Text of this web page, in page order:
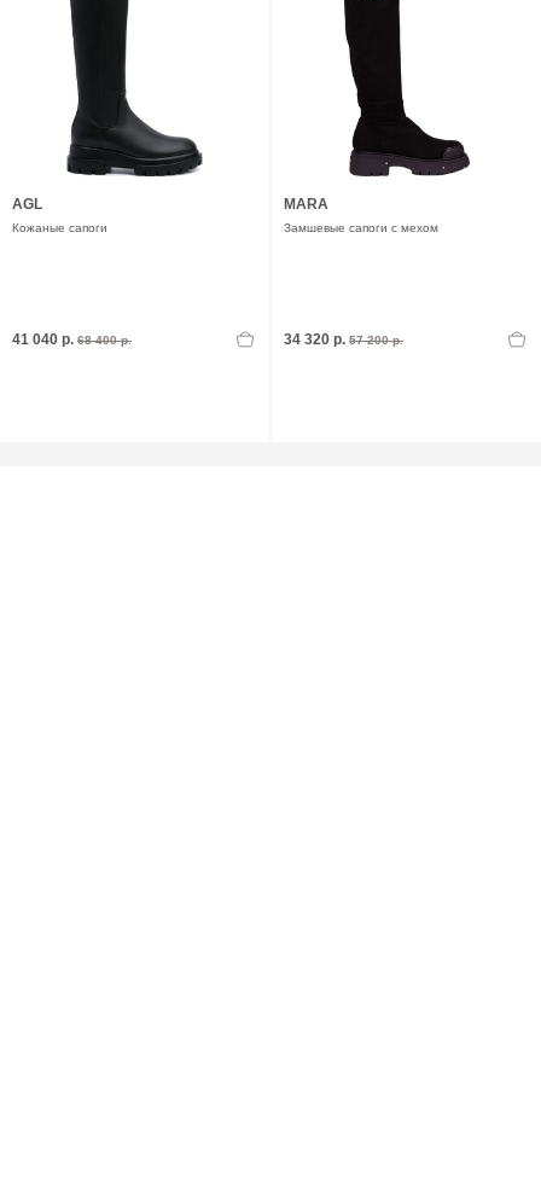
AGL
Кожаные сапоги
41 040 р. 68 400 р.
MARA
Замшевые сапоги с мехом
34 320 р. 57 200 р.